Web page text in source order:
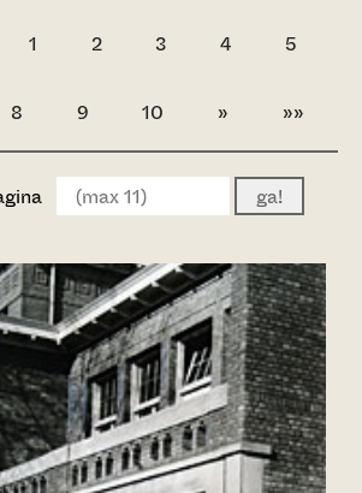
1 2 3 4 5
8 9 10 » »»
ga!